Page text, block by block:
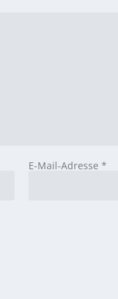
E-Mail-Adresse *